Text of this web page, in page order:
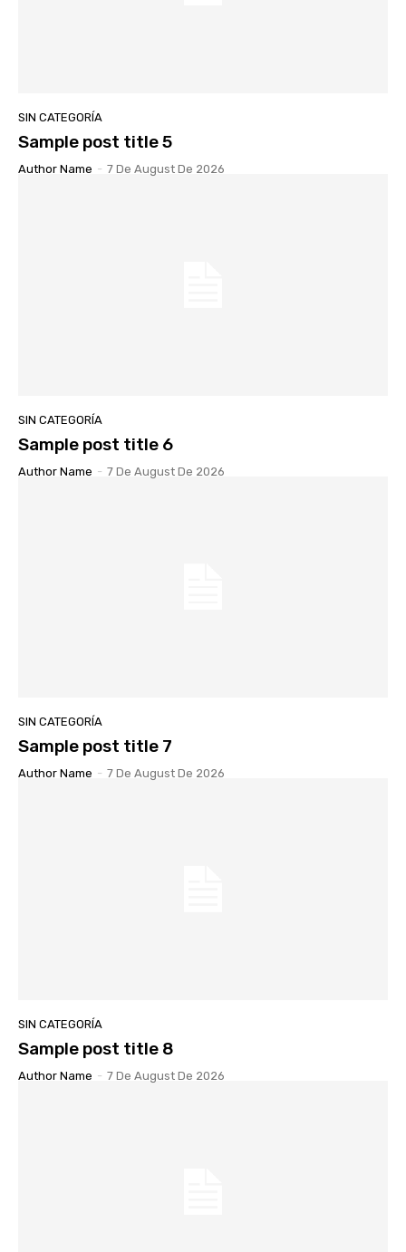
SIN CATEGORÍA
Sample post title 5
Author Name - 7 De August De 2026
SIN CATEGORÍA
Sample post title 6
Author Name - 7 De August De 2026
SIN CATEGORÍA
Sample post title 7
Author Name - 7 De August De 2026
SIN CATEGORÍA
Sample post title 8
Author Name - 7 De August De 2026